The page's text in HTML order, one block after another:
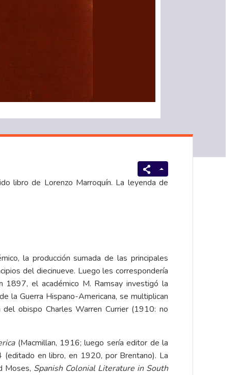
libro de Lorenzo Marroquín. La leyenda de
la producción sumada de las principales
del diecinueve. Luego les correspondería
1897, el académico M. Ramsay investigó la
la Guerra Hispano-Americana, se multiplican
obispo Charles Warren Currier (1910: no
(Macmillan, 1916; luego sería editor de la
en libro, en 1920, por Brentano). La
Moses, Spanish Colonial Literature in South